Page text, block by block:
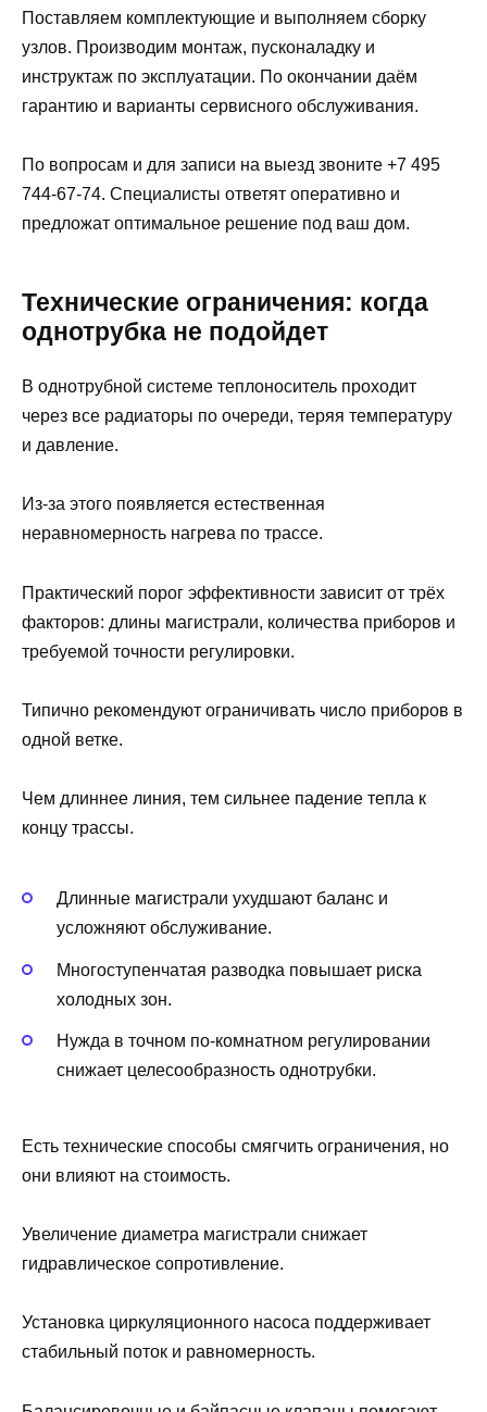
Поставляем комплектующие и выполняем сборку
узлов. Производим монтаж, пусконаладку и
инструктаж по эксплуатации. По окончании даём
гарантию и варианты сервисного обслуживания.
По вопросам и для записи на выезд звоните +7 495
744-67-74. Специалисты ответят оперативно и
предложат оптимальное решение под ваш дом.
Технические ограничения: когда
однотрубка не подойдет
В однотрубной системе теплоноситель проходит
через все радиаторы по очереди, теряя температуру
и давление.
Из-за этого появляется естественная
неравномерность нагрева по трассе.
Практический порог эффективности зависит от трёх
факторов: длины магистрали, количества приборов и
требуемой точности регулировки.
Типично рекомендуют ограничивать число приборов в
одной ветке.
Чем длиннее линия, тем сильнее падение тепла к
концу трассы.
Длинные магистрали ухудшают баланс и
усложняют обслуживание.
Многоступенчатая разводка повышает риска
холодных зон.
Нужда в точном по‑комнатном регулировании
снижает целесообразность однотрубки.
Есть технические способы смягчить ограничения, но
они влияют на стоимость.
Увеличение диаметра магистрали снижает
гидравлическое сопротивление.
Установка циркуляционного насоса поддерживает
стабильный поток и равномерность.